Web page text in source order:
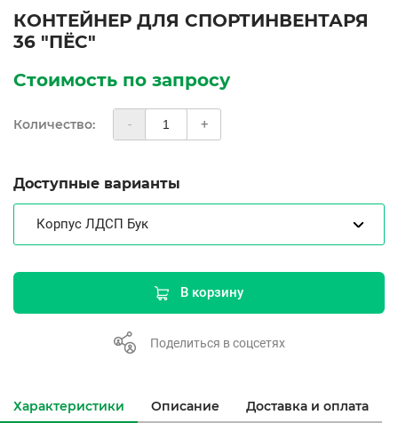
КОНТЕЙНЕР ДЛЯ СПОРТИНВЕНТАРЯ
36 "ПЁС"
Стоимость по запросу
Количество: - +
Доступные варианты
Корпус ЛДСП Бук
В корзину
Поделиться в соцсетях
Характеристики Описание Доставка и оплата